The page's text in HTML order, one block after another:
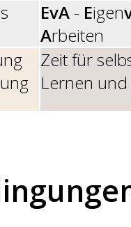
EvA - Eigen
Arbeiten
Zeit für
Lernen